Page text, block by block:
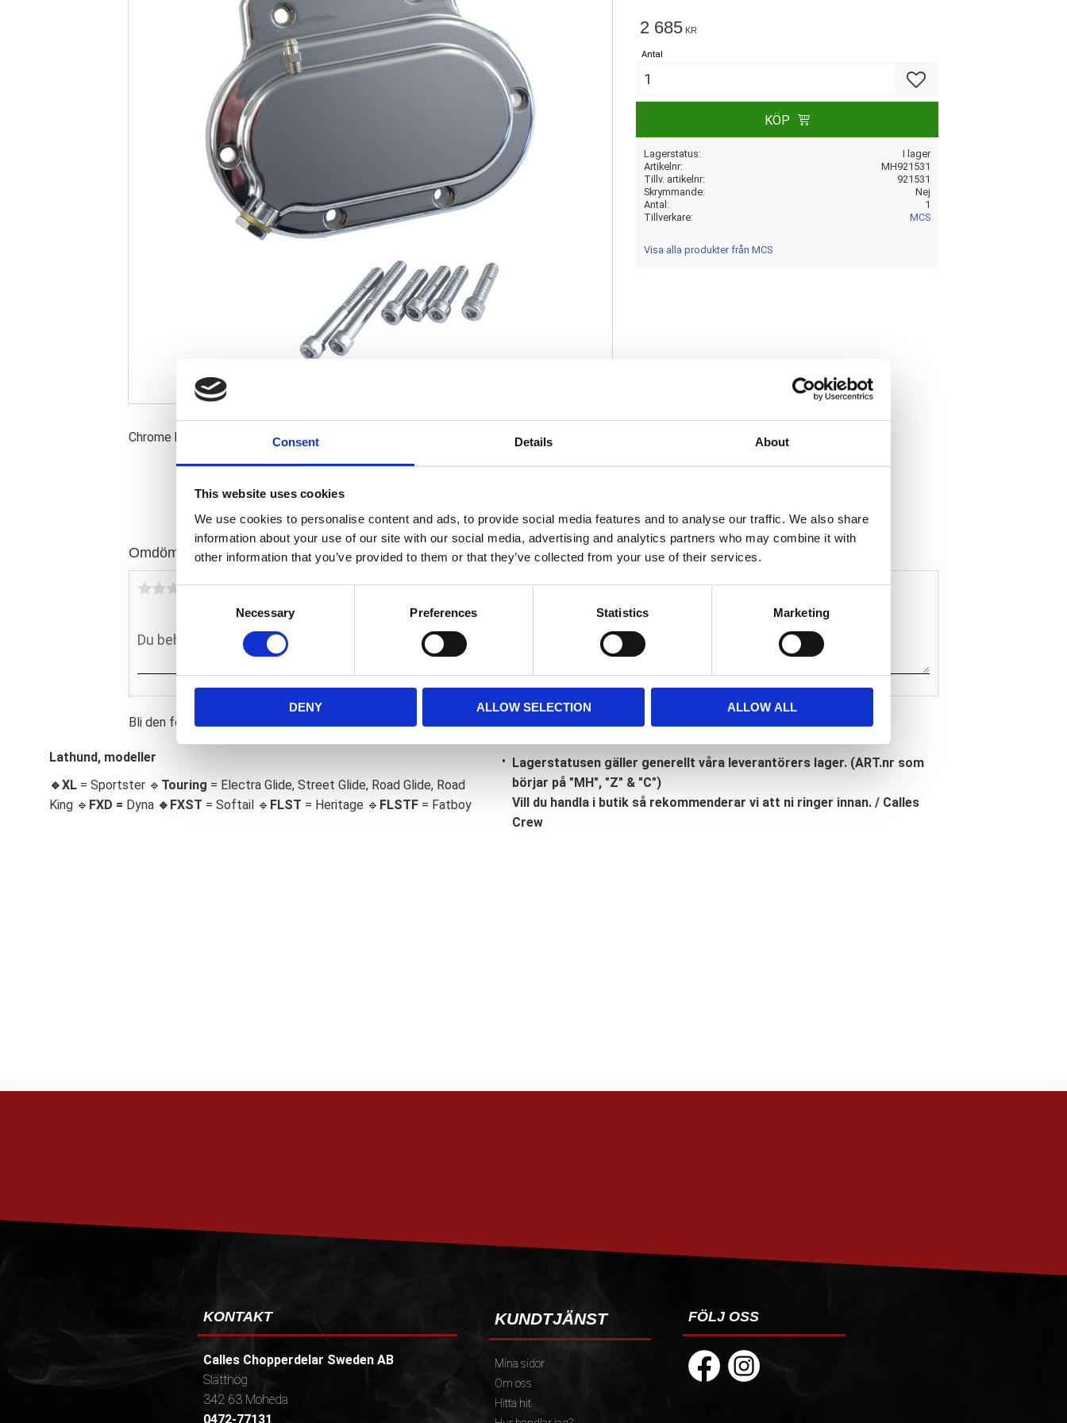
Consent Details About
This website uses cookies
We use cookies to personalise content and ads, to provide social media features and to analyse our traffic. We also share
information about your use of our site with our social media, advertising and analytics partners who may combine it with
other information that you’ve provided to them or that they’ve collected from your use of their services.
C
S
e
e
c
Necessary Preferences Statistics Marketing
DENY ALLOW SELECTION ALLOW ALL
2 685 KR
Antal
KÖP
Lagerstatus
I lager
Artikelnr
MH921531
Tillv. artikelnr
921531
Skrymmande
Nej
Antal
1
Tillverkare
MCS
Visa alla produkter från MCS
Chrome billet aluminum transmission end cover; for 11/16" bore master cylinders
Dela med dig
c
b
o
Omdömen
Du
Bli den första att lämna ett omdöme.
Lathund, modeller
🔹XL = Sportster 🔹 Touring = Electra Glide, Street Glide, Road Glide, Road
King 🔹 FXD = Dyna 🔹 FXST = Softail 🔹 FLST = Heritage 🔹 FLSTF = Fatboy
Lagerstatusen gäller generellt våra leverantörers lager. (ART.nr som
börjar på "MH", "Z" & "C")
Vill du handla i butik så rekommenderar vi att ni ringer innan. / Calles
Crew
KONTAKT
Calles Chopperdelar Sweden AB
Slätthög
342 63 Moheda
0472-77131
KUNDTJÄNST
Mina sidor
Om oss
Hitta hit
FÖLJ OSS